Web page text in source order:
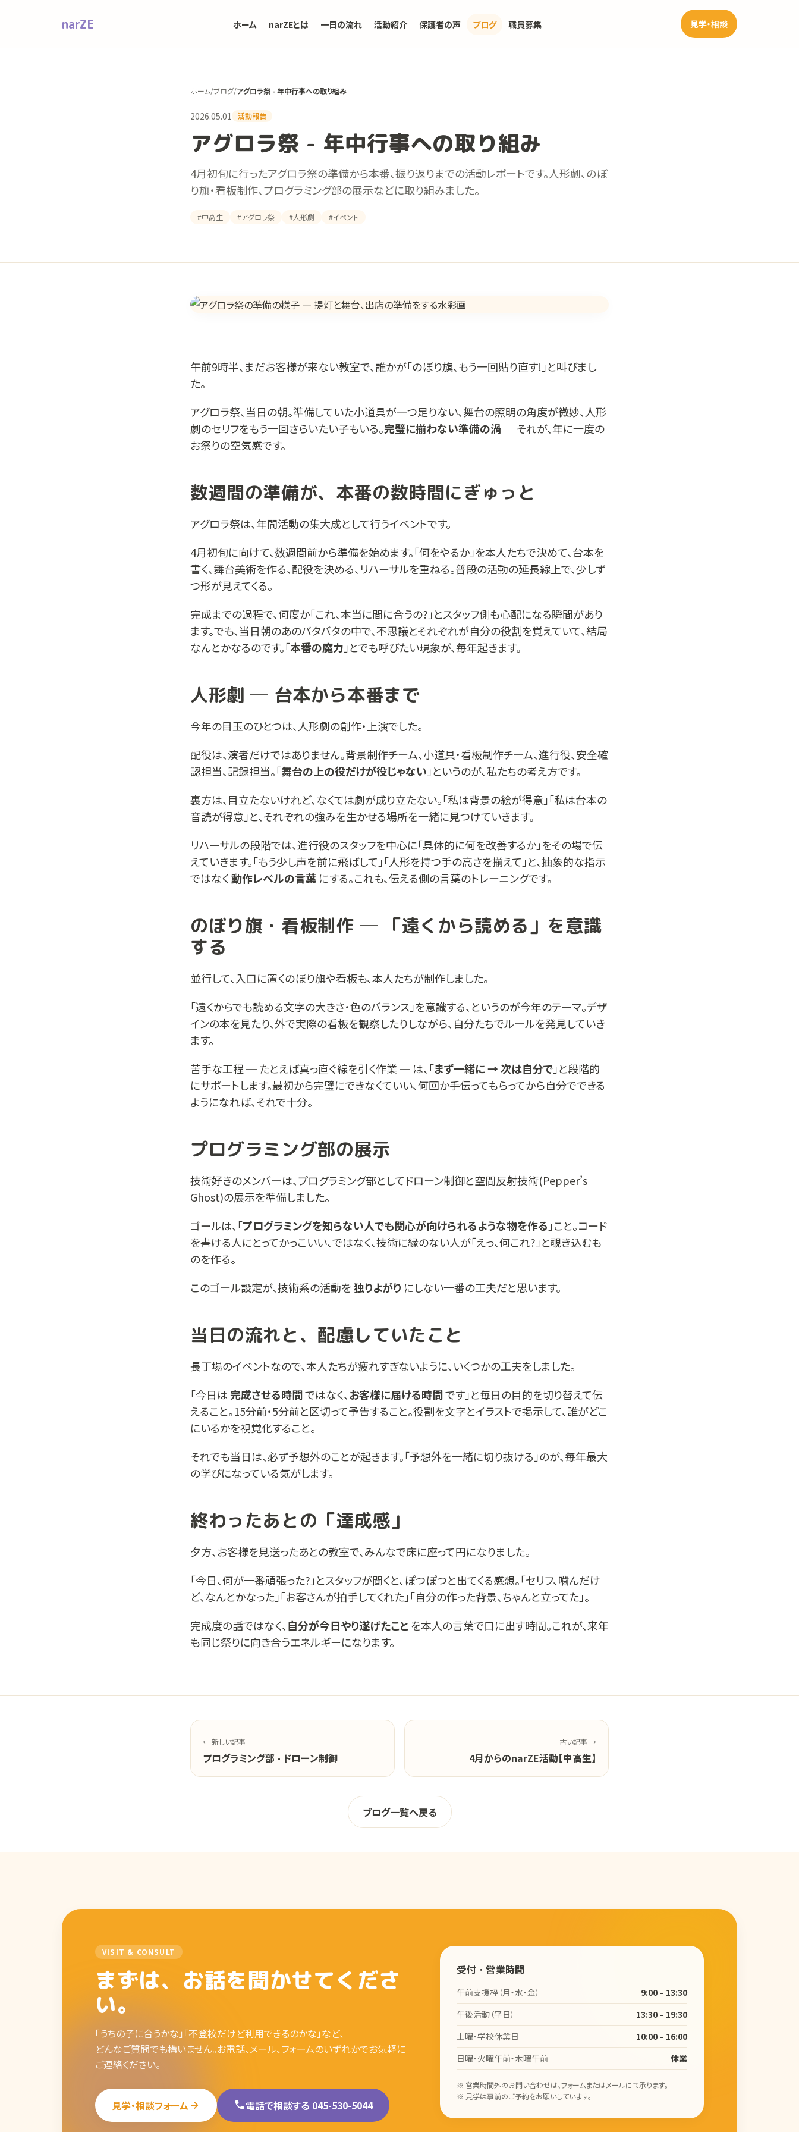
narZE ホーム narZEとは 一日の流れ 活動紹介 保護者の声 ブログ 職員募集 見学・相談
ホーム/ブログ/アグロラ祭 - 年中行事への取り組み
2026.05.01 活動報告
アグロラ祭 - 年中行事への取り組み
4月初旬に行ったアグロラ祭の準備から本番、振り返りまでの活動レポートです。人形劇、のぼ
り旗・看板制作、プログラミング部の展示などに取り組みました。
#中高生 #アグロラ祭 #人形劇 #イベント
午前9時半、まだお客様が来ない教室で、誰かが「のぼり旗、もう一回貼り直す!」と叫びまし
た。
アグロラ祭、当日の朝。準備していた小道具が一つ足りない、舞台の照明の角度が微妙、人形
劇のセリフをもう一回さらいたい子もいる。完璧に揃わない準備の渦─ それが、年に一度の
お祭りの空気感です。
数週間の準備が、本番の数時間にぎゅっと
アグロラ祭は、年間活動の集大成として行うイベントです。
4月初旬に向けて、数週間前から準備を始めます。「何をやるか」を本人たちで決めて、台本を
書く、舞台美術を作る、配役を決める、リハーサルを重ねる。普段の活動の延長線上で、少しず
つ形が見えてくる。
完成までの過程で、何度か「これ、本当に間に合うの?」とスタッフ側も心配になる瞬間があり
ます。でも、当日朝のあのバタバタの中で、不思議とそれぞれが自分の役割を覚えていて、結局
なんとかなるのです。「本番の魔力 」とでも呼びたい現象が、毎年起きます。
人形劇 ─ 台本から本番まで
今年の目玉のひとつは、人形劇の創作・上演でした。
配役は、演者だけではありません。背景制作チーム、小道具・看板制作チーム、進行役、安全確
認担当、記録担当。「舞台の上の役だけが役じゃない 」というのが、私たちの考え方です。
裏方は、目立たないけれど、なくては劇が成り立たない。「私は背景の絵が得意」「私は台本の
音読が得意」と、それぞれの強みを生かせる場所を一緒に見つけていきます。
リハーサルの段階では、進行役のスタッフを中心に「具体的に何を改善するか」をその場で伝
えていきます。「もう少し声を前に飛ばして」「人形を持つ手の高さを揃えて」と、抽象的な指示
ではなく動作レベルの言葉 にする。これも、伝える側の言葉のトレーニングです。
のぼり旗・看板制作 ─ 「遠くから読める」を意識
する
並行して、入口に置くのぼり旗や看板も、本人たちが制作しました。
「遠くからでも読める文字の大きさ・色のバランス」を意識する、というのが今年のテーマ。デザ
インの本を見たり、外で実際の看板を観察したりしながら、自分たちでルールを発見していき
ます。
苦手な工程 ─ たとえば真っ直ぐ線を引く作業 ─ は、「まず一緒に → 次は自分で」と段階的
にサポートします。最初から完璧にできなくていい、何回か手伝ってもらってから自分でできる
ようになれば、それで十分。
プログラミング部の展示
技術好きのメンバーは、プログラミング部としてドローン制御と空間反射技術(Pepper’s
Ghost)の展示を準備しました。
ゴールは、「プログラミングを知らない人でも関心が向けられるような物を作る 」こと。コード
を書ける人にとってかっこいい、ではなく、技術に縁のない人が「えっ、何これ?」と覗き込むも
のを作る。
このゴール設定が、技術系の活動を独りよがり にしない一番の工夫だと思います。
当日の流れと、配慮していたこと
長丁場のイベントなので、本人たちが疲れすぎないように、いくつかの工夫をしました。
「今日は 完成させる時間ではなく、 お客様に届ける時間です」と毎日の目的を切り替えて伝
えること。15分前・5分前と区切って予告すること。役割を文字とイラストで掲示して、誰がどこ
にいるかを視覚化すること。
それでも当日は、必ず予想外のことが起きます。「予想外を一緒に切り抜ける」のが、毎年最大
の学びになっている気がします。
終わったあとの「達成感」
夕方、お客様を見送ったあとの教室で、みんなで床に座って円になりました。
「今日、何が一番頑張った?」とスタッフが聞くと、ぽつぽつと出てくる感想。「セリフ、噛んだけ
ど、なんとかなった」「お客さんが拍手してくれた」「自分の作った背景、ちゃんと立ってた」。
完成度の話ではなく、 自分が今日やり遂げたこと を本人の言葉で口に出す時間。これが、来年
も同じ祭りに向き合うエネルギーになります。
← 新しい記事
プログラミング部 - ドローン制御
古い記事 →
4月からのnarZE活動【中高生】
ブログ一覧へ戻る
VISIT & CONSULT
まずは、お話を聞かせてくださ
い。
「うちの子に合うかな」「不登校だけど利用できるのかな」など、
どんなご質問でも構いません。お電話、メール、フォームのいずれかでお気軽に
ご連絡ください。
見学・相談フォーム arrow_forward call電話で相談する 045-530-5044
受付・営業時間
午前支援枠（月・水・金）
9:00 – 13:30
午後活動（平日）
13:30 – 19:30
土曜・学校休業日
10:00 – 16:00
日曜・火曜午前・木曜午前
休業
※ 営業時間外のお問い合わせは、フォームまたはメールにて承ります。
※ 見学は事前のご予約をお願いしています。